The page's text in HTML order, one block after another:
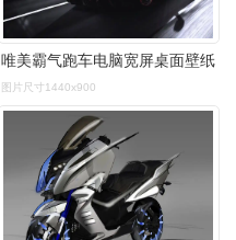
唯美霸气跑车电脑宽屏桌面壁纸
图片尺寸1440x900